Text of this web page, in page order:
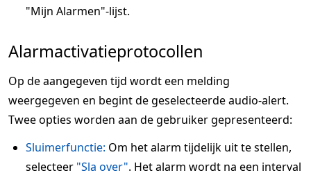
"Mijn Alarmen"-lijst.
Alarmactivatieprotocollen
Op de aangegeven tijd wordt een melding
weergegeven en begint de geselecteerde audio-alert.
Twee opties worden aan de gebruiker gepresenteerd:
Sluimerfunctie: Om het alarm tijdelijk uit te stellen,
selecteer "Sla over". Het alarm wordt na een interval